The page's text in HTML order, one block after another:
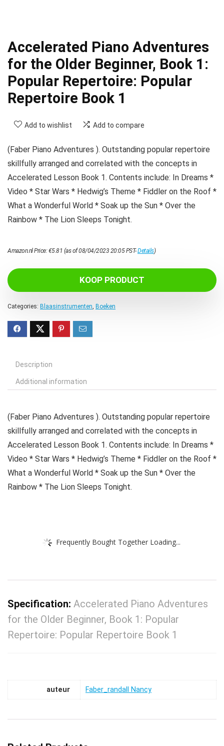
Accelerated Piano Adventures
for the Older Beginner, Book 1:
Popular Repertoire: Popular
Repertoire Book 1
Add to wishlist Add to compare
(Faber Piano Adventures ). Outstanding popular repertoire
skillfully arranged and correlated with the concepts in
Accelerated Lesson Book 1. Contents include: In Dreams *
Video * Star Wars * Hedwig’s Theme * Fiddler on the Roof *
What a Wonderful World * Soak up the Sun * Over the
Rainbow * The Lion Sleeps Tonight.
Amazon.nl Price:€5.81 (as of 08/04/2023 20:05 PST-Details)
KOOP PRODUCT
Categories: Blaasinstrumenten, Boeken
Description
Additional information
(Faber Piano Adventures ). Outstanding popular repertoire
skillfully arranged and correlated with the concepts in
Accelerated Lesson Book 1. Contents include: In Dreams *
Video * Star Wars * Hedwig’s Theme * Fiddler on the Roof *
What a Wonderful World * Soak up the Sun * Over the
Rainbow * The Lion Sleeps Tonight.
Frequently Bought Together Loading...
Specification: Accelerated Piano Adventures
for the Older Beginner, Book 1: Popular
Repertoire: Popular Repertoire Book 1
auteur Faber_randall Nancy